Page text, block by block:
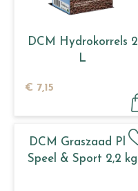
DCM Hydrokorrels 2
L
€ 7,15
DCM Graszaad Plus
Speel & Sport 2,2 kg